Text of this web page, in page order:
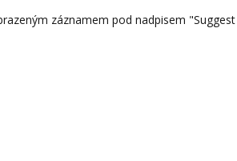
záznamem pod nadpisem